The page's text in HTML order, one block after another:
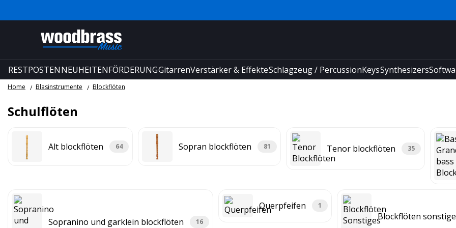
RESTPOSTENNEUHEITENFÖRDERUNGGitarrenVerstärker & EffekteSchlagzeug / PercussionKeysSynthesizers
Home Blasinstrumente Blockflöten
Schulflöten
Alt blockflöten 64 Sopran blockflöten 81 Tenor blockflöten 35
Sopranino und garklein blockflöten 16
Querpfeifen 1
Blockflöten